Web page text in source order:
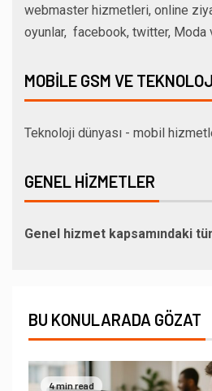
webmaster hizmetleri, online
oyunlar, facebook, twitter, Moda
MOBILE GSM VE
Teknoloji dünyası - mobil
GENEL HIZMETLER
Genel hizmet kapsamındaki
BU KONULARADA GÖZAT
4 min read